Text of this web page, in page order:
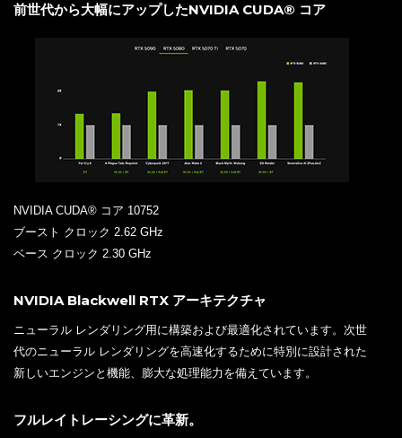
前世代から大幅にアップしたNVIDIA CUDA® コア
NVIDIA CUDA® コア 10752
ブースト クロック 2.62 GHz
ベース クロック 2.30 GHz
NVIDIA Blackwell RTX アーキテクチャ
ニューラル レンダリング用に構築および最適化されています。次世
代のニューラル レンダリングを高速化するために特別に設計された
新しいエンジンと機能、膨大な処理能力を備えています。
フルレイトレーシングに革新。